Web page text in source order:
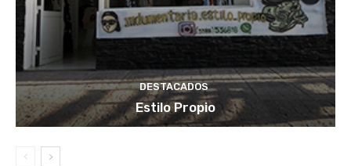
DESTACADOS
Estilo Propio